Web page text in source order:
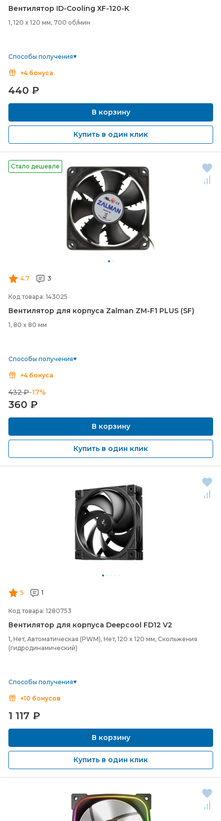
Вентилятор ID-Cooling XF-120-K
1, 120 x 120 мм, 700 об/мин
Способы получения
+4 бонуса
440 ₽
В корзину
Купить в один клик
Стало дешевле
4.7 3
Код товара: 143025
Вентилятор для корпуса Zalman ZM-F1 PLUS (SF)
1, 80 x 80 мм
Способы получения
+4 бонуса
432 ₽-17%
360 ₽
В корзину
Купить в один клик
5 1
Код товара: 1280753
Вентилятор для корпуса Deepcool FD12 V2
1, Нет, Автоматическая (PWM), Нет, 120 x 120 мм, Скольжения
(гидродинамический)
Способы получения
+10 бонусов
1 117 ₽
В корзину
Купить в один клик